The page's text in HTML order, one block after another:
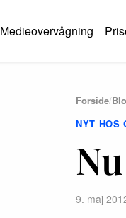
Medieovervågning
Forside/
NYT HOS
9. maj